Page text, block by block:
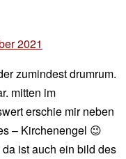
2021
chef
zumindest drumrum.
mitten im
erschie mir neben
– Kirchenengel 😉
ist auch ein bild des